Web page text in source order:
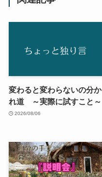
変わると変わらないの分か
れ道 ～実際に試すこと～
2026/08/06